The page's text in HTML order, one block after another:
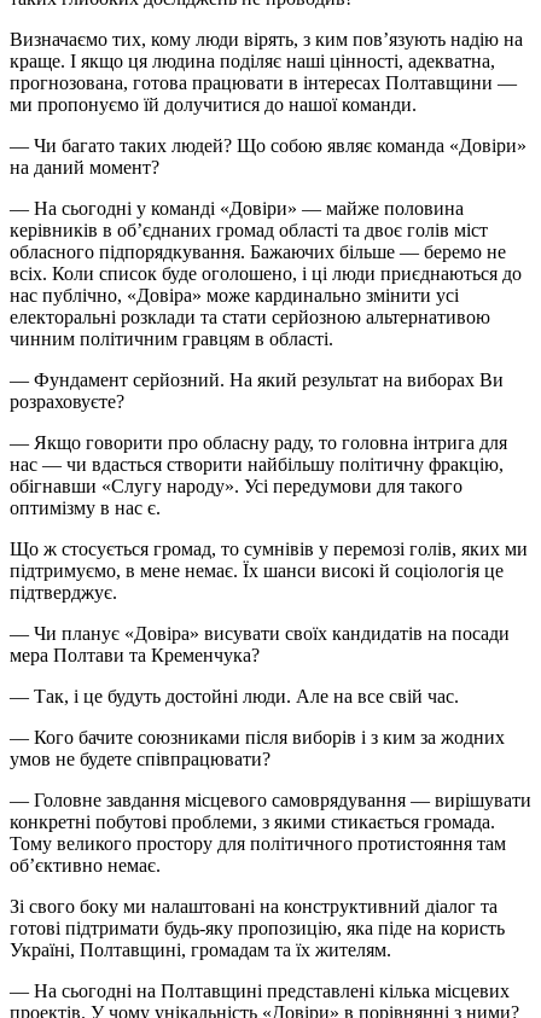
Визначаємо тих, кому люди вірять, з ким пов’язують надію на
краще. І якщо ця людина поділяє наші цінності, адекватна,
прогнозована, готова працювати в інтересах Полтавщини —
ми пропонуємо їй долучитися до нашої команди.
— Чи багато таких людей? Що собою являє команда «Довіри»
на даний момент?
— На сьогодні у команді «Довіри» — майже половина
керівників в об’єднаних громад області та двоє голів міст
обласного підпорядкування. Бажаючих більше — беремо не
всіх. Коли список буде оголошено, і ці люди приєднаються до
нас публічно, «Довіра» може кардинально змінити усі
електоральні розклади та стати серйозною альтернативою
чинним політичним гравцям в області.
— Фундамент серйозний. На який результат на виборах Ви
розраховуєте?
— Якщо говорити про обласну раду, то головна інтрига для
нас — чи вдасться створити найбільшу політичну фракцію,
обігнавши «Слугу народу». Усі передумови для такого
оптимізму в нас є.
Що ж стосується громад, то сумнівів у перемозі голів, яких ми
підтримуємо, в мене немає. Їх шанси високі й соціологія це
підтверджує.
— Чи планує «Довіра» висувати своїх кандидатів на посади
мера Полтави та Кременчука?
— Так, і це будуть достойні люди. Але на все свій час.
— Кого бачите союзниками після виборів і з ким за жодних
умов не будете співпрацювати?
— Головне завдання місцевого самоврядування — вирішувати
конкретні побутові проблеми, з якими стикається громада.
Тому великого простору для політичного протистояння там
об’єктивно немає.
Зі свого боку ми налаштовані на конструктивний діалог та
готові підтримати будь-яку пропозицію, яка піде на користь
Україні, Полтавщині, громадам та їх жителям.
— На сьогодні на Полтавщині представлені кілька місцевих
проектів. У чому унікальність «Довіри» в порівнянні з ними?